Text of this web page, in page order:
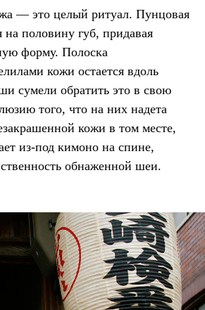
— это целый ритуал. Пунцовая
на половину губ, придавая
форму. Полоска
кожи остается вдоль
сумели обратить это в свою
того, что на них надета
кожи в том месте,
из-под кимоно на спине,
обнаженной шеи.